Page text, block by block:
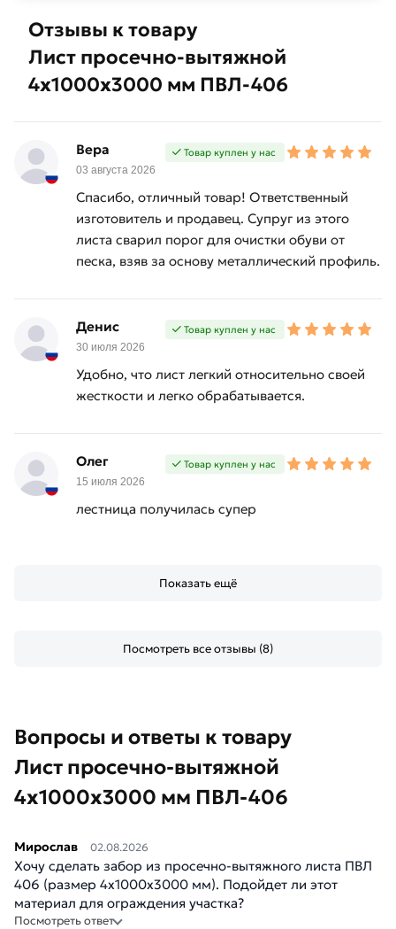
Отзывы к товару
Лист просечно-вытяжной
4х1000х3000 мм ПВЛ-406
Вера
03 августа 2026
Товар куплен у нас
Спасибо, отличный товар! Ответственный
изготовитель и продавец. Супруг из этого
листа сварил порог для очистки обуви от
песка, взяв за основу металлический профиль.
Денис
30 июля 2026
Товар куплен у нас
Удобно, что лист легкий относительно своей
жесткости и легко обрабатывается.
Олег
15 июля 2026
Товар куплен у нас
лестница получилась супер
Показать ещё
Посмотреть все отзывы (8)
Вопросы и ответы к товару
Лист просечно-вытяжной
4х1000х3000 мм ПВЛ-406
Мирослав 02.08.2026
Хочу сделать забор из просечно-вытяжного листа ПВЛ
406 (размер 4х1000х3000 мм). Подойдет ли этот
материал для ограждения участка?
Посмотреть ответ